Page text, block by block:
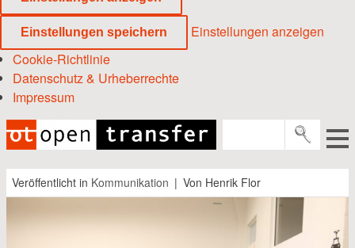
Einstellungen speichern
Einstellungen anzeigen
Cookie-Richtlinie
Datenschutz & Urheberrechte
Impressum
Zum
Inhalt
springen
Wissen
Projekte
Events
Veröffentlicht in Kommunikation Von Henrik Flor